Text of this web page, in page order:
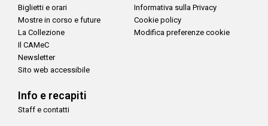
Biglietti e orari
Mostre in corso e future
La Collezione
Il CAMeC
Newsletter
Sito web accessibile
Informativa sulla Privacy
Cookie policy
Modifica preferenze cookie
Info e recapiti
Staff e contatti